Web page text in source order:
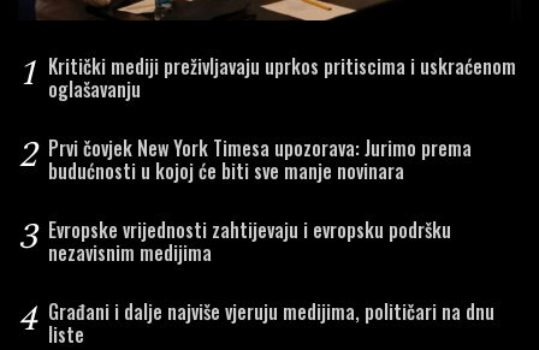
1 Kritički mediji preživljavaju uprkos pritiscima i uskraćenom
oglašavanju
2 Prvi čovjek New York Timesa upozorava: Jurimo prema
budućnosti u kojoj će biti sve manje novinara
3 Evropske vrijednosti zahtijevaju i evropsku podršku
nezavisnim medijima
4 Građani i dalje najviše vjeruju medijima, političari na dnu
liste